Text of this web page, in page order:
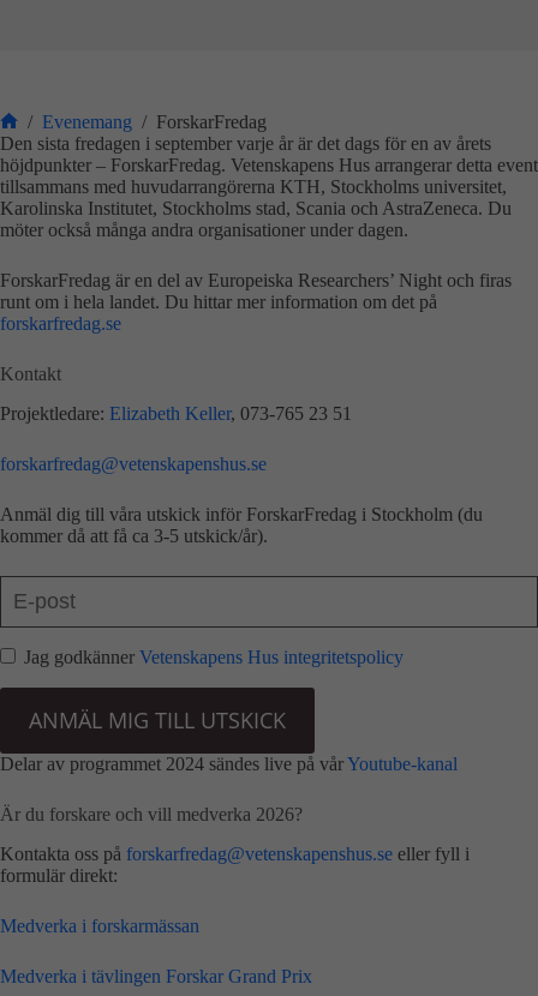
Start
/ Evenemang / ForskarFredag
Den sista fredagen i september varje år är det dags för en av årets
höjdpunkter – ForskarFredag. Vetenskapens Hus arrangerar detta event
tillsammans med huvudarrangörerna KTH, Stockholms universitet,
Karolinska Institutet, Stockholms stad, Scania och AstraZeneca. Du
möter också många andra organisationer under dagen.
ForskarFredag är en del av Europeiska Researchers’ Night och firas
runt om i hela landet. Du hittar mer information om det på
forskarfredag.se
Kontakt
Projektledare: Elizabeth Keller, 073-765 23 51
forskarfredag@vetenskapenshus.se
Anmäl dig till våra utskick inför ForskarFredag i Stockholm (du
kommer då att få ca 3-5 utskick/år).
Jag godkänner Vetenskapens Hus integritetspolicy
ANMÄL MIG TILL UTSKICK
Delar av programmet 2024 sändes live på vårYoutube-kanal
Är du forskare och vill medverka 2026?
Kontakta oss på forskarfredag@vetenskapenshus.se eller fyll i
formulär direkt:
Medverka i forskarmässan
Medverka i tävlingen Forskar Grand Prix